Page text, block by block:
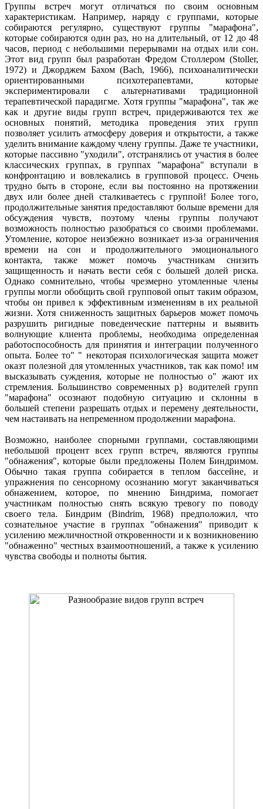
Группы встреч могут отличаться по своим основным
характеристикам. Например, наряду с группами, которые
собираются регулярно, существуют группы "марафона",
которые собираются один раз, но на длительный, от 12 до 48
часов, период с небольшими перерывами на отдых или сон.
Этот вид групп был разработан Фредом Столлером (Stoller,
1972) и Джорджем Бахом (Bach, 1966), психоаналитически
ориентированными психотерапевтами, которые
экспериментировали с альтернативами традиционной
терапевтической парадигме. Хотя группы "марафона", так же
как и другие виды групп встреч, придерживаются тех же
основных понятий, методика проведения этих групп
позволяет усилить атмосферу доверия и открытости, а также
уделить внимание каждому члену группы. Даже те участники,
которые пассивно "уходили", отстранялись от участия в более
классических группах, в группах "марафона" вступали в
конфронтацию и вовлекались в групповой процесс. Очень
трудно быть в стороне, если вы постоянно на протяжении
двух или более дней сталкиваетесь с группой! Более того,
продолжительные занятия предоставляют больше времени для
обсуждения чувств, поэтому члены группы получают
возможность полностью разобраться со своими проблемами.
Утомление, которое неизбежно возникает из-за ограничения
времени на сон и продолжительного эмоционального
контакта, также может помочь участникам снизить
защищенность и начать вести себя с большей долей риска.
Однако сомнительно, чтобы чрезмерно утомленные члены
группы могли обобщить свой групповой опыт таким образом,
чтобы он привел к эффективным изменениям в их реальной
жизни. Хотя сниженность защитных барьеров может помочь
разрушить ригидные поведенческие паттерны и выявить
волнующие клиента проблемы, необходима определенная
работоспособность для принятия и интеграции полученного
опыта. Более то" " некоторая психологическая защита может
оказт полезной для утомленных участников, так как помо! им
высказывать суждения, которые не полностью о" жают их
стремления. Большинство современных р} водителей групп
"марафона" осознают подобную ситуацию и склонны в
большей степени разрешать отдых и перемену деятельности,
чем настаивать на непременном продолжении марафона.
Возможно, наиболее спорными группами, составляющими
небольшой процент всех групп встреч, являются группы
"обнажения", которые были предложены Полем Биндримом.
Обычно такая группа собирается в теплом бассейне, и
упражнения по сенсорному осознанию могут заканчиваться
обнажением, которое, по мнению Биндрима, помогает
участникам полностью снять всякую тревогу по поводу
своего тела. Биндрим (Bindrim, 1968) предположил, что
сознательное участие в группах "обнажения" приводит к
усилению межличностной откровенности и к возникновению
"обнаженно" честных взаимоотношений, а также к усилению
чувства свободы и полноты бытия.